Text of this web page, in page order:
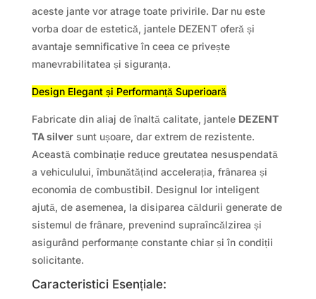
aceste jante vor atrage toate privirile. Dar nu este
vorba doar de estetică, jantele DEZENT oferă și
avantaje semnificative în ceea ce privește
manevrabilitatea și siguranța.
Design Elegant și Performanță Superioară
Fabricate din aliaj de înaltă calitate, jantele DEZENT
TA silversunt ușoare, dar extrem de rezistente.
Această combinație reduce greutatea nesuspendată
a vehiculului, îmbunătățind accelerația, frânarea și
economia de combustibil. Designul lor inteligent
ajută, de asemenea, la disiparea căldurii generate de
sistemul de frânare, prevenind supraîncălzirea și
asigurând performanțe constante chiar și în condiții
solicitante.
Caracteristici Esențiale: